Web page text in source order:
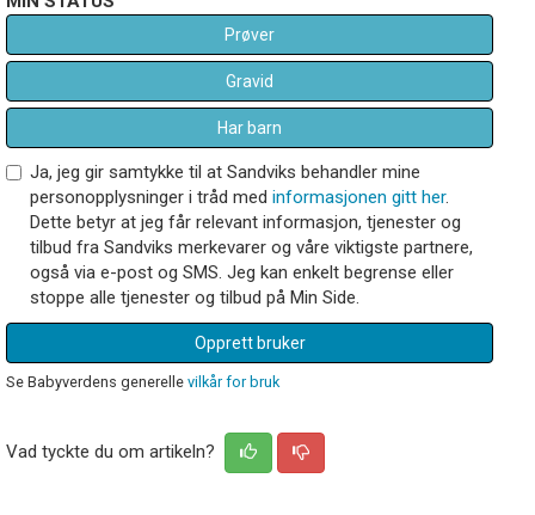
Prøver
Gravid
Har barn
Ja, jeg gir samtykke til at Sandviks behandler mine
personopplysninger i tråd med informasjonen gitt her.
Dette betyr at jeg får relevant informasjon, tjenester og
tilbud fra Sandviks merkevarer og våre viktigste partnere,
også via e-post og SMS. Jeg kan enkelt begrense eller
stoppe alle tjenester og tilbud på Min Side.
Opprett bruker
Se Babyverdens generelle vilkår for bruk
Vad tyckte du om artikeln?